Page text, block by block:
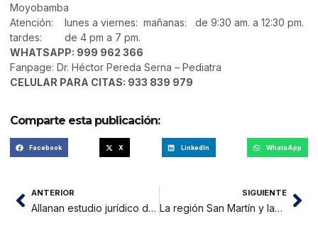
Moyobamba
Atención: lunes a viernes: mañanas: de 9:30 am. a 12:30 pm.
tardes: de 4 pm a 7 pm.
WHATSAPP: 999 962 366
Fanpage: Dr. Héctor Pereda Serna – Pediatra
CELULAR PARA CITAS: 933 839 979
Comparte esta publicación:
Facebook X LinkedIn WhatsApp
ANTERIOR
Allanan estudio jurídico de Luis Felipe Morey Riva, inmerso en investigaciones por presunto acto de colusión
SIGUIENTE
La región San Martín y las próximas elecciones generales